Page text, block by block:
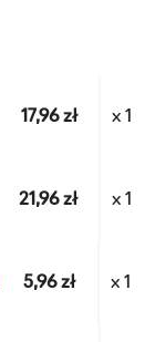
17,96 zł x 1
21,96 zł x 1
5,96 zł x 1